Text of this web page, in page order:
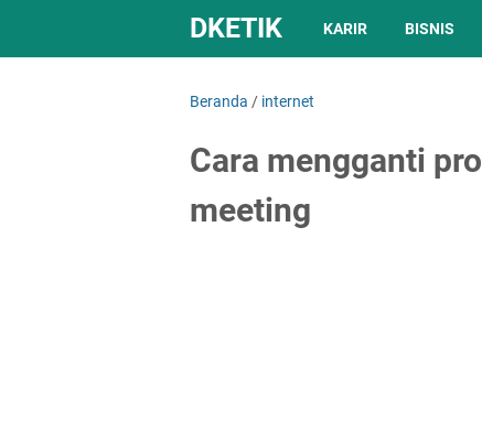
DKETIK KARIR BISNIS
Beranda / internet
Cara mengganti
meeting